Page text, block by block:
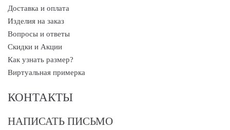
Доставка и оплата
Изделия на заказ
Вопросы и ответы
Скидки и Акции
Как узнать размер?
Виртуальная примерка
КОНТАКТЫ
НАПИСАТЬ ПИСЬМО